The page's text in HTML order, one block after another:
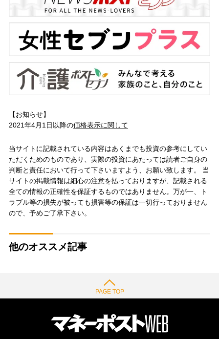
【お知らせ】
2021年4月1日以降の価格表示に関して
当サイトに記載されている内容はあくまでも投資の参考にしてい
ただくためのものであり、実際の投資にあたっては読者ご自身の
判断と責任において行って下さいますよう、お願い致します。 当
サイトの掲載情報は細心の注意を払っておりますが、記載される
全ての情報の正確性を保証するものではありません。万が一、ト
ラブル等の損失が被っても損害等の保証は一切行っておりません
ので、予めご了承下さい。
他のオススメ記事
PAGE TOP